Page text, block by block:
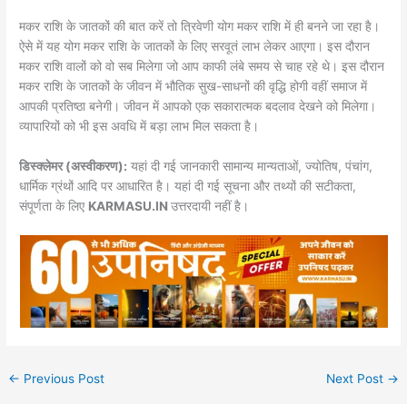
मकर राशि के जातकों की बात करें तो त्रिवेणी योग मकर राशि में ही बनने जा रहा है।
ऐसे में यह योग मकर राशि के जातकों के लिए सरवूतं लाभ लेकर आएगा। इस दौरान
मकर राशि वालों को वो सब मिलेगा जो आप काफी लंबे समय से चाह रहे थे। इस दौरान
मकर राशि के जातकों के जीवन में भौतिक सुख-साधनों की वृद्धि होगी वहीं समाज में
आपकी प्रतिष्ठा बनेगी। जीवन में आपको एक सकारात्मक बदलाव देखने को मिलेगा।
व्यापारियों को भी इस अवधि में बड़ा लाभ मिल सकता है।
डिस्क्लेमर (अस्वीकरण): यहां दी गई जानकारी सामान्य मान्यताओं, ज्योतिष, पंचांग,
धार्मिक ग्रंथों आदि पर आधारित है। यहां दी गई सूचना और तथ्यों की सटीकता,
संपूर्णता के लिए KARMASU.INउत्तरदायी नहीं है।
← Previous Post Next Post →